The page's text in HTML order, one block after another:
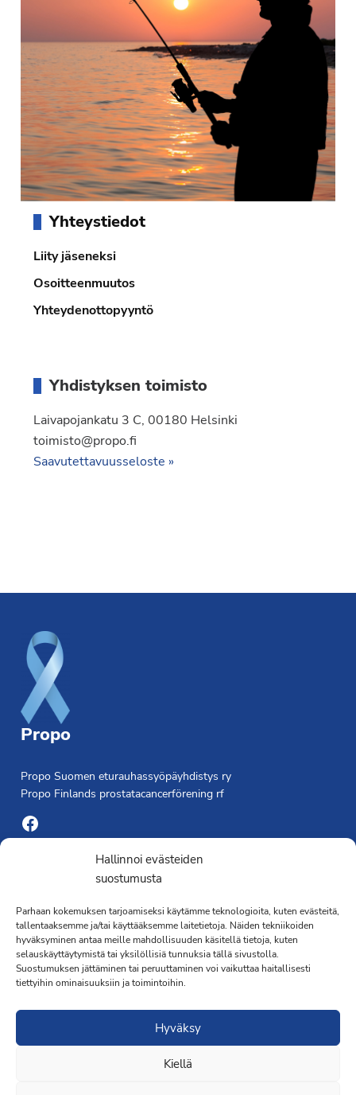
Hallinnoi evästeiden
suostumusta
Parhaan kokemuksen tarjoamiseksi käytämme teknologioita, kuten evästeitä,
tallentaaksemme ja/tai käyttääksemme laitetietoja. Näiden tekniikoiden
hyväksyminen antaa meille mahdollisuuden käsitellä tietoja, kuten
selauskäyttäytymistä tai yksilöllisiä tunnuksia tällä sivustolla.
Suostumuksen jättäminen tai peruuttaminen voi vaikuttaa haitallisesti
tiettyihin ominaisuuksiin ja toimintoihin.
Hyväksy
Kiellä
Ensisijainen
sivupalkki
Yhteystiedot
Liity jäseneksi
Osoitteenmuutos
Yhteydenottopyyntö
Yhdistyksen toimisto
Laivapojankatu 3 C, 00180 Helsinki
toimisto@propo.fi
Saavutettavuusseloste »
Propo
Propo Suomen eturauhassyöpäyhdistys ry
Propo Finlands prostatacancerförening rf
Facebook
Yhdistyksen toimisto
Laivapojankatu 3 C, 00180 Helsinki
toimisto@propo.fi
Saavutettavuusseloste »
Toiminnanjohtaja